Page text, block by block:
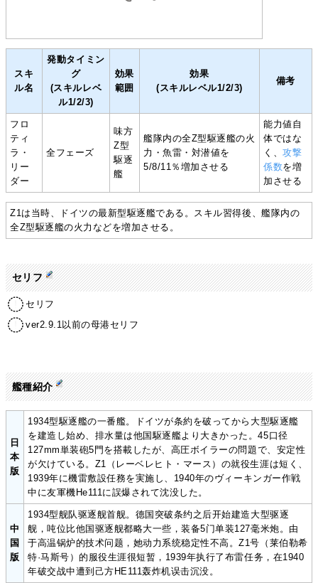
スキ
ル名
発動タイミン
グ
(スキルレベ
ル1/2/3)
効果
範囲
効果
(スキルレベル1/2/3)
備考
フロ
ティ
ラ・
リー
ダー
全フェーズ
味方
Z型
駆逐
艦
艦隊内の全Z型駆逐艦の火
力・魚雷・対潜値を
5/8/11％増加させる
能力値自
体ではな
く、攻撃
係数を増
加させる
Z1は当時、ドイツの最新型駆逐艦である。スキル習得後、艦隊内の
全Z型駆逐艦の火力などを増加させる。
セリフ
セリフ
ver2.9.1以前の母港セリフ
艦種紹介
日
本
版
1934型駆逐艦の一番艦。ドイツが条約を破ってから大型駆逐艦
を建造し始め、排水量は他国駆逐艦より大きかった。45口径
127mm単装砲5門を搭載したが、高圧ボイラーの問題で、安定性
が欠けている。Z1（レーベレヒト・マース）の就役生涯は短く、
1939年に機雷敷設任務を実施し、1940年のヴィーキンガー作戦
中に友軍機He111に誤爆されて沈没した。
中
国
版
1934型舰队驱逐舰首舰。德国突破条约之后开始建造大型驱逐
舰，吨位比他国驱逐舰都略大一些，装备5门单装127毫米炮。由
于高温锅炉的技术问题，她动力系统稳定性不高。Z1号（莱伯勒希
特·马斯号）的服役生涯很短暂，1939年执行了布雷任务，在1940
年破交战中遭到己方HE111轰炸机误击沉没。